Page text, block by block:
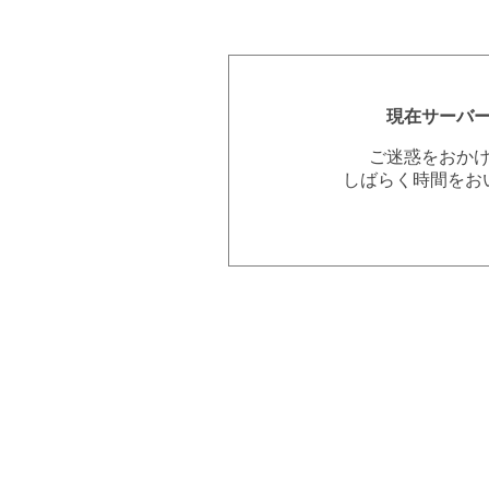
現在サーバ
ご迷惑をおか
しばらく時間を